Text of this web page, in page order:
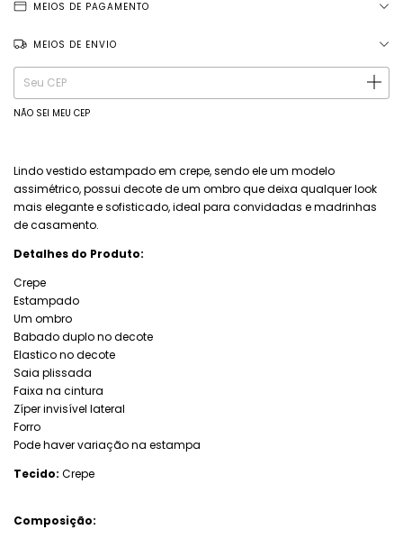
MEIOS DE PAGAMENTO
MEIOS DE ENVIO
Entregas para o CEP:
ALTERAR CEP
NÃO SEI MEU CEP
Lindo vestido estampado em crepe, sendo ele um modelo
assimétrico, possui decote de um ombro que deixa qualquer look
mais elegante e sofisticado, ideal para convidadas e madrinhas
de casamento.
Detalhes do Produto:
Crepe
Estampado
Um ombro
Babado duplo no decote
Elastico no decote
Saia plissada
Faixa na cintura
Zíper invisível lateral
Forro
Pode haver variação na estampa
Tecido: Crepe
Composição: